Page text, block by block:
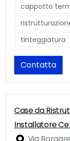
cappotto
tinteggiatura
Contatta
Case da
Installatore